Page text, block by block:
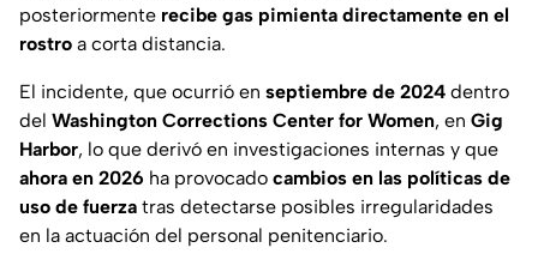
posteriormente recibe gas pimienta directamente en el
rostro a corta distancia.
El incidente, que ocurrió en septiembre de 2024 dentro
del Washington Corrections Center for Women, en Gig
Harbor, lo que derivó en investigaciones internas y que
ahora en 2026 ha provocado cambios en las políticas de
uso de fuerza tras detectarse posibles irregularidades
en la actuación del personal penitenciario.